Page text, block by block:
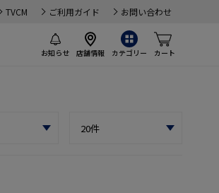
TVCM ご利用ガイド お問い合わせ
お知らせ 店舗情報 カテゴリー カート